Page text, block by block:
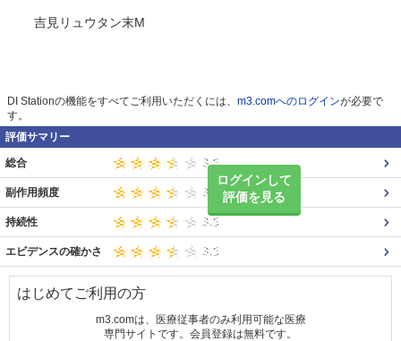
吉見リュウタン末M
DI Stationの機能をすべてご利用いただくには、 m3.comへのログインが必要で
す。
評価サマリー
ログインして
評価を見る
総合
副作用頻度
持続性
エビデンスの確かさ
はじめてご利用の方
m3.comは、医療従事者のみ利用可能な医療
専門サイトです。会員登録は無料です。